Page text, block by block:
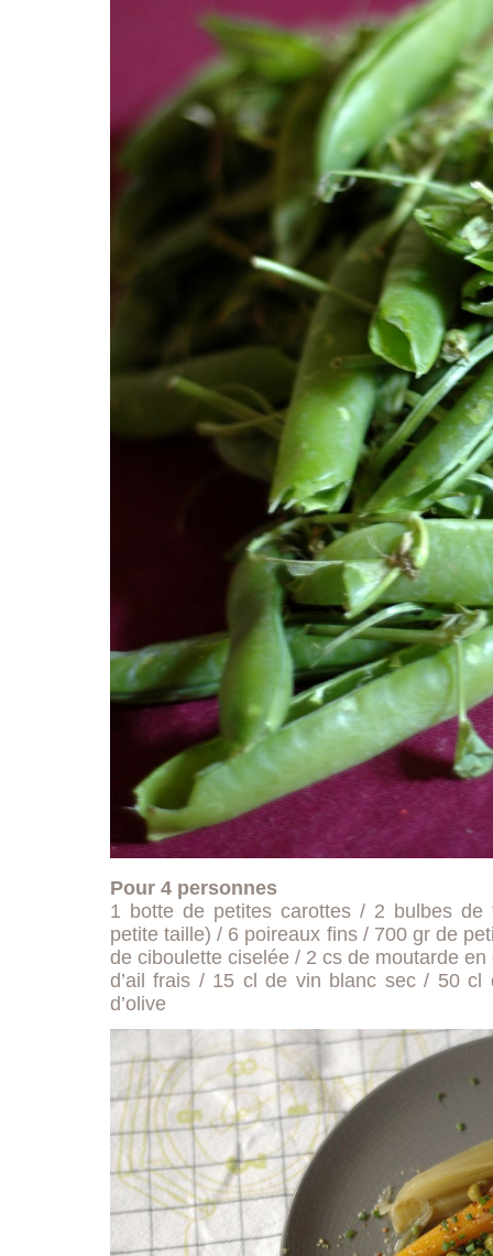
Pour 4 personnes
1 botte de petites carottes / 2 bulbes de
petite taille) / 6 poireaux fins / 700 gr de
de ciboulette ciselée / 2 cs de moutarde
d’ail frais / 15 cl de vin blanc sec / 50 cl
d’olive